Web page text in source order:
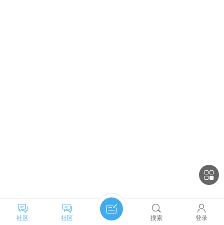
社区 社区 搜索 登录